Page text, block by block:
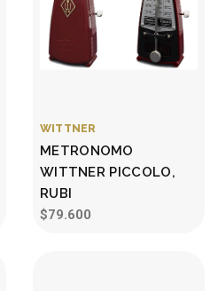
WITTNER
METRONOMO
WITTNER PICCOLO,
RUBI
$79.600